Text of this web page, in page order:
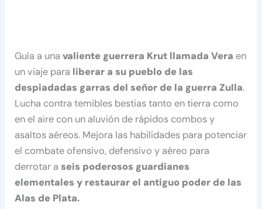
Guía a unavaliente guerrera Krut llamada Vera en
un viaje para liberar a su pueblo de las
despiadadas garras del señor de la guerra Zulla.
Lucha contra temibles bestias tanto en tierra como
en el aire con un aluvión de rápidos combos y
asaltos aéreos. Mejora las habilidades para potenciar
el combate ofensivo, defensivo y aéreo para
derrotar aseis poderosos guardianes
elementales y restaurar el antiguo poder de las
Alas de Plata.